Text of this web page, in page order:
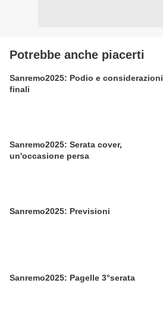
Potrebbe anche piacerti
Sanremo2025: Podio e considerazioni
finali
Sanremo2025: Serata cover,
un'occasione persa
Sanremo2025: Previsioni
Sanremo2025: Pagelle 3°serata